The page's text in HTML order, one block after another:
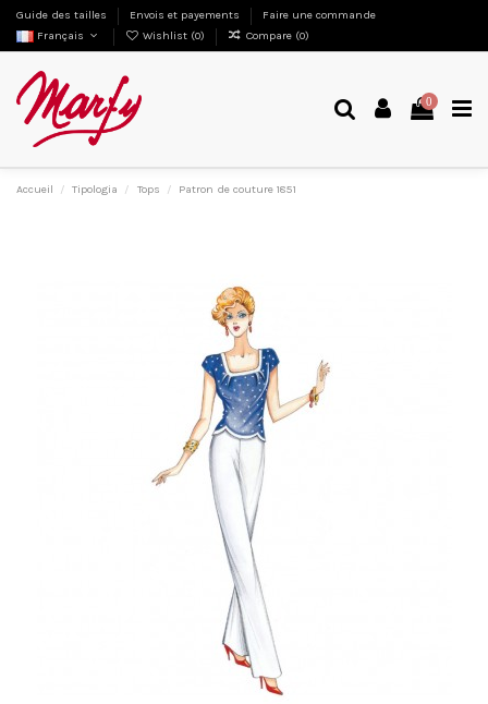
Guide des tailles Envois et payements
Faire une commande
Français
Wishlist (0) Compare (0)
0
Accueil Tipologia Tops Patron de couture 1851